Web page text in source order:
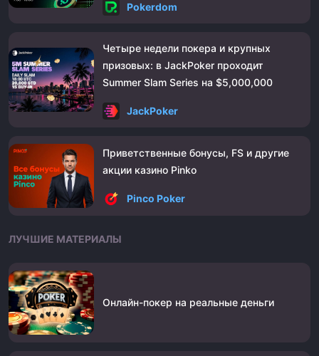
Pokerdom
Четыре недели покера и крупных
призовых: в JackPoker проходит
Summer Slam Series на $5,000,000
JackPoker
Приветственные бонусы, FS и другие
акции казино Pinko
Pinco Poker
ЛУЧШИЕ МАТЕРИАЛЫ
Онлайн-покер на реальные деньги